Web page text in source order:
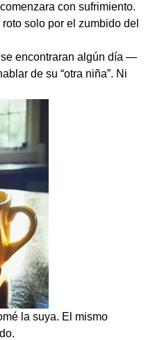
con sufrimiento.
solo por el zumbido del
encontraran algún día —
de su “otra niña”. Ni
la suya. El mismo